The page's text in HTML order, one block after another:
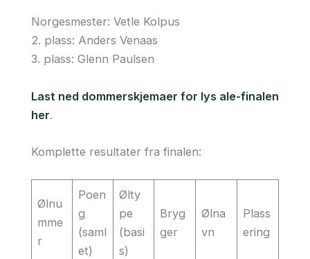
Norgesmester: Vetle Kolpus
2. plass: Anders Venaas
3. plass: Glenn Paulsen
Last ned dommerskjemaer for lys ale-finalen
her.
Komplette resultater fra finalen:
Ølnu
mme
r
Poen
g
(saml
et)
Ølty
pe
(basi
s)
Bryg
ger
Ølna
vn
Plass
ering